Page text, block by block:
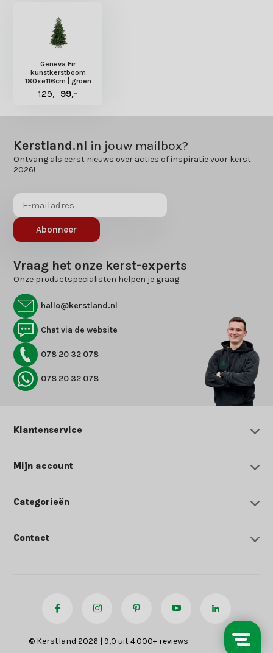
Geneva Fir
kunstkerstboom
180xø116cm | groen
129,- 99,-
Kerstland.nl in jouw mailbox?
Ontvang als eerst nieuws over acties of inspiratie voor kerst
2026!
Abonneer
Vraag het onze kerst-experts
Onze productspecialisten helpen je graag
hallo@kerstland.nl
Chat via de website
078 20 32 078
078 20 32 078
Klantenservice
Mijn account
Categorieën
Contact
© Kerstland 2026 | 9,0 uit 4.000+ reviews